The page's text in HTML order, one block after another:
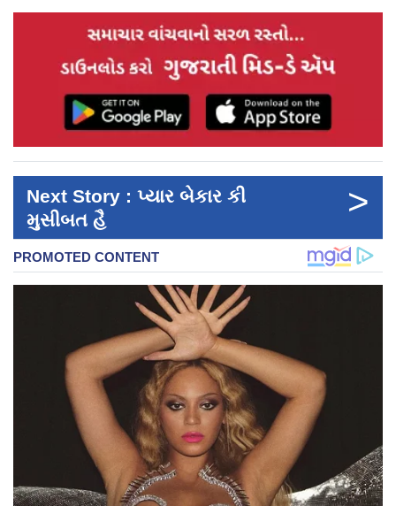
Next Story : પ્યાર બેકાર કી
મુસીબત હૈ
>